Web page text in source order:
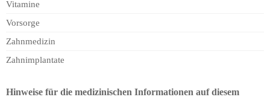
Vitamine
Vorsorge
Zahnmedizin
Zahnimplantate
Hinweise für die medizinischen Informationen auf diesem